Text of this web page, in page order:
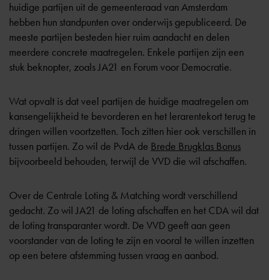
huidige partijen uit de gemeenteraad van Amsterdam
hebben hun standpunten over onderwijs gepubliceerd. De
meeste partijen besteden hier ruim aandacht en delen
meerdere concrete maatregelen. Enkele partijen zijn een
stuk beknopter, zoals JA21 en Forum voor Democratie.
Wat opvalt is dat veel partijen de huidige maatregelen om
kansengelijkheid te bevorderen en het lerarentekort terug te
dringen willen voortzetten. Toch zitten hier ook verschillen in
tussen partijen. Zo wil de PvdA de Brede Brugklas Bonus
bijvoorbeeld behouden, terwijl de VVD die wil afschaffen.
Over de Centrale Loting & Matching wordt verschillend
gedacht. Zo wil JA21 de loting afschaffen en het CDA wil dat
de loting transparanter wordt. De VVD geeft aan geen
voorstander van de loting te zijn en vooral te willen inzetten
op een betere afstemming tussen vraag en aanbod.